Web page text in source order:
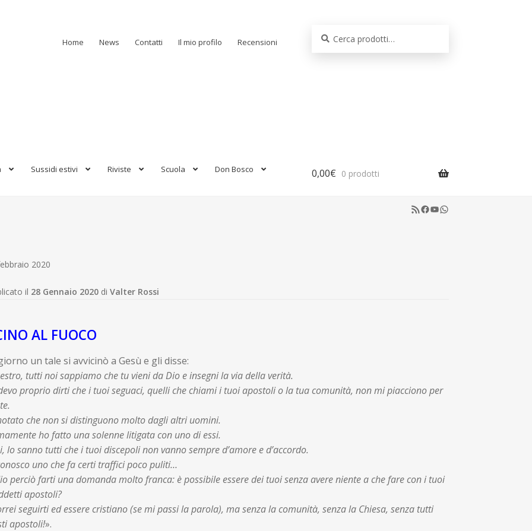
Home News Contatti Il mio profilo Recensioni
Sussidi estivi Riviste Scuola Don Bosco 0,00€ 0 prodotti
RSS Feed
Facebook
YouTube
WhatsApp
2020
il 28 Gennaio 2020 di Valter Rossi
AL FUOCO
un tale si avvicinò a Gesù e gli disse:
tutti noi sappiamo che tu vieni da Dio e insegni la via della verità.
proprio dirti che i tuoi seguaci, quelli che chiami i tuoi apostoli o la tua comunità, non mi piacciono per
che non si distinguono molto dagli altri uomini.
ho fatto una solenne litigata con uno di essi.
lo sanno tutti che i tuoi discepoli non vanno sempre d’amore e d’accordo.
uno che fa certi traffici poco puliti…
perciò farti una domanda molto franca: è possibile essere dei tuoi senza avere niente a che fare con i tuoi
apostoli?
seguirti ed essere cristiano (se mi passi la parola), ma senza la comunità, senza la Chiesa, senza tutti
apostoli!».